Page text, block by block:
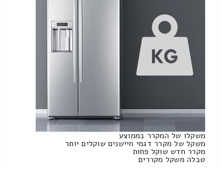
משקלו של המקרר בממוצע
משקל של מקרר דגמי חיישנים שוקלים יותר
מקרר חדש שוקל פחות
טבלה משקל מקררים